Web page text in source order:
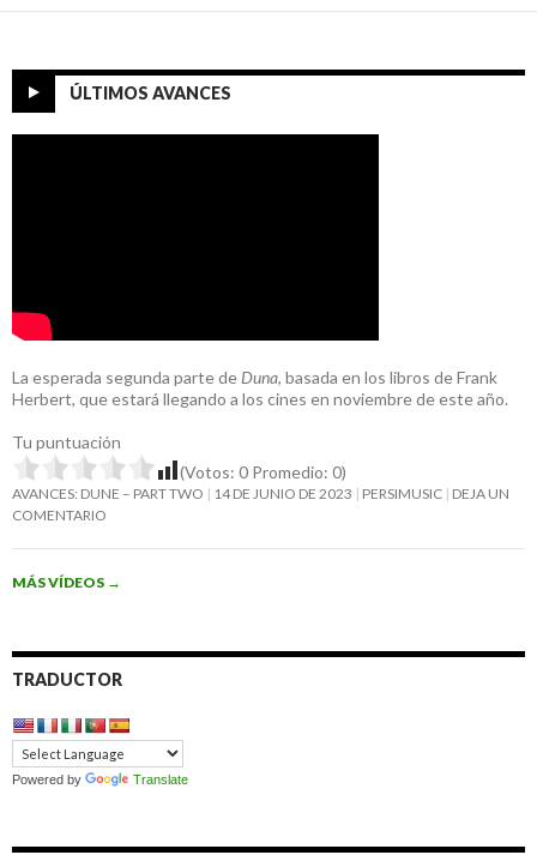
ÚLTIMOS AVANCES
La esperada segunda parte de Duna, basada en los libros de Frank
Herbert, que estará llegando a los cines en noviembre de este año.
Tu puntuación
(Votos: 0 Promedio: 0)
AVANCES: DUNE – PART TWO 14 DE JUNIO DE 2023 PERSIMUSIC DEJA UN
COMENTARIO
MÁS VÍDEOS →
TRADUCTOR
Powered by Translate